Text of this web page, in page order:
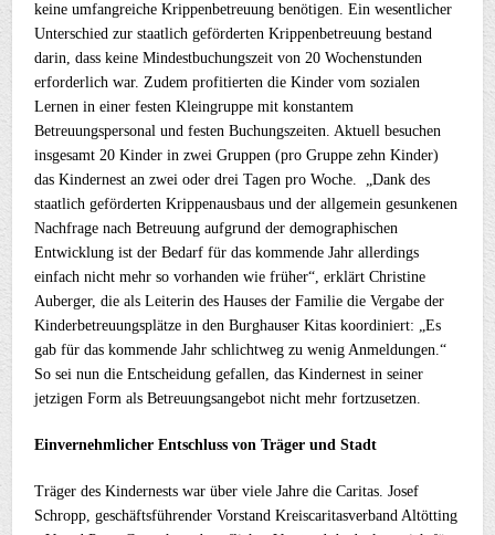
keine umfangreiche Krippenbetreuung benötigen. Ein wesentlicher
Unterschied zur staatlich geförderten Krippenbetreuung bestand
darin, dass keine Mindestbuchungszeit von 20 Wochenstunden
erforderlich war. Zudem profitierten die Kinder vom sozialen
Lernen in einer festen Kleingruppe mit konstantem
Betreuungspersonal und festen Buchungszeiten. Aktuell besuchen
insgesamt 20 Kinder in zwei Gruppen (pro Gruppe zehn Kinder)
das Kindernest an zwei oder drei Tagen pro Woche. „Dank des
staatlich geförderten Krippenausbaus und der allgemein gesunkenen
Nachfrage nach Betreuung aufgrund der demographischen
Entwicklung ist der Bedarf für das kommende Jahr allerdings
einfach nicht mehr so vorhanden wie früher“, erklärt Christine
Auberger, die als Leiterin des Hauses der Familie die Vergabe der
Kinderbetreuungsplätze in den Burghauser Kitas koordiniert: „Es
gab für das kommende Jahr schlichtweg zu wenig Anmeldungen.“
So sei nun die Entscheidung gefallen, das Kindernest in seiner
jetzigen Form als Betreuungsangebot nicht mehr fortzusetzen.
Einvernehmlicher Entschluss von Träger und Stadt
Träger des Kindernests war über viele Jahre die Caritas. Josef
Schropp, geschäftsführender Vorstand Kreiscaritasverband Altötting